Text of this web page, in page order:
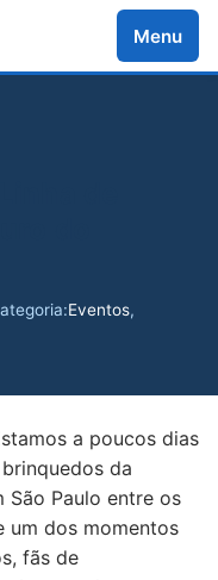
Menu
Eventos,
a poucos dias
da
São Paulo entre os
um dos momentos
fãs de